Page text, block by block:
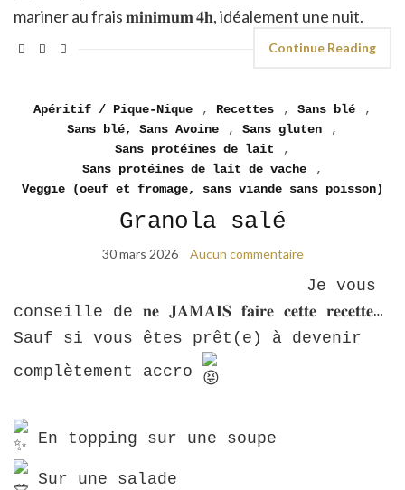
mariner au frais 𝐦𝐢𝐧𝐢𝐦𝐮𝐦 𝟒𝐡, idéalement une nuit.
Continue Reading
Apéritif / Pique-Nique , Recettes , Sans blé
,
Sans blé, Sans Avoine
, Sans gluten
,
Sans protéines de lait
,
Sans protéines de lait de vache
,
Veggie (oeuf et fromage, sans viande sans poisson)
Granola salé
30 mars 2026 Aucun commentaire
Je vous
conseille de 𝐧𝐞 𝐉𝐀𝐌𝐀𝐈𝐒 𝐟𝐚𝐢𝐫𝐞 𝐜𝐞𝐭𝐭𝐞 𝐫𝐞𝐜𝐞𝐭𝐭𝐞…
Sauf si vous êtes prêt(e) à devenir
complètement accro
En topping sur une soupe
Sur une salade